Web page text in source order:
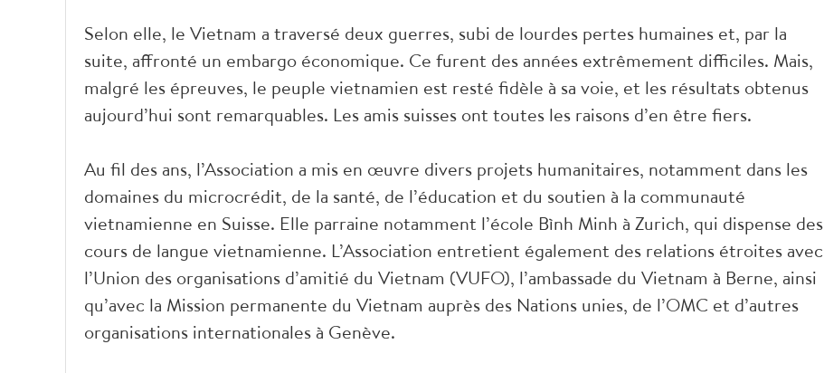
Selon elle, le Vietnam a traversé deux guerres, subi de lourdes pertes humaines et, par la
suite, affronté un embargo économique. Ce furent des années extrêmement difficiles. Mais,
malgré les épreuves, le peuple vietnamien est resté fidèle à sa voie, et les résultats obtenus
aujourd’hui sont remarquables. Les amis suisses ont toutes les raisons d’en être fiers.
Au fil des ans, l’Association a mis en œuvre divers projets humanitaires, notamment dans les
domaines du microcrédit, de la santé, de l’éducation et du soutien à la communauté
vietnamienne en Suisse. Elle parraine notamment l’école Bình Minh à Zurich, qui dispense des
cours de langue vietnamienne. L’Association entretient également des relations étroites avec
l’Union des organisations d’amitié du Vietnam (VUFO), l’ambassade du Vietnam à Berne, ainsi
qu’avec la Mission permanente du Vietnam auprès des Nations unies, de l’OMC et d’autres
organisations internationales à Genève.